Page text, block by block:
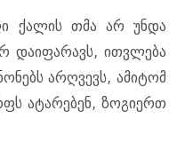
ქალის თმა არ უნდა
დაიფარავს, ითვლება
არღვევს, ამიტომ
ატარებენ, ზოგიერთ